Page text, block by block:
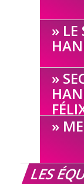
LE
LES